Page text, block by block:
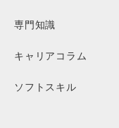
専門知識
キャリアコラム
ソフトスキル